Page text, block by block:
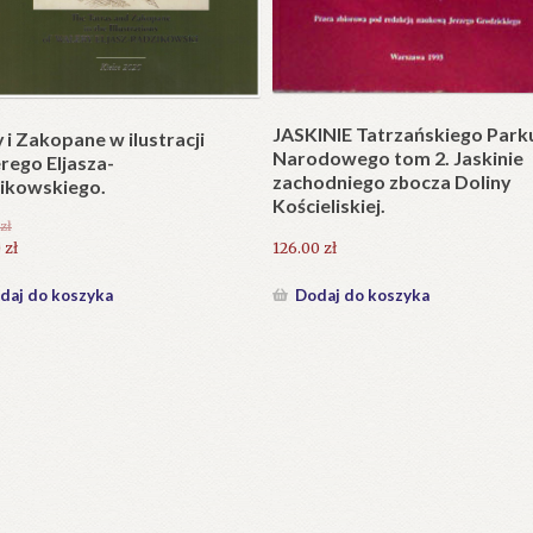
składany). Wydanie
do koszyka
Plakat w wersji składanej.